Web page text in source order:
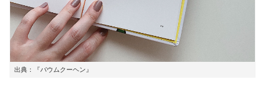
出典：『バウムクーヘン』